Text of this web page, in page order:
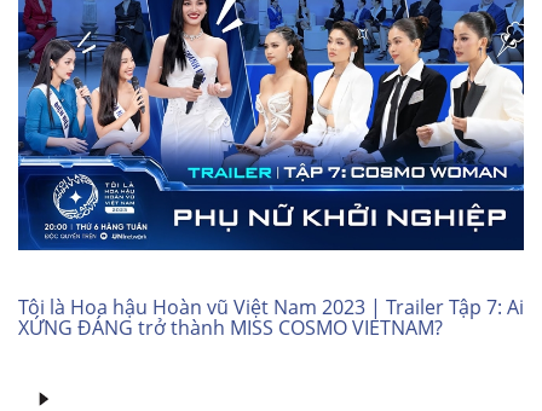
Tôi là Hoa hậu Hoàn vũ Việt Nam 2023 | Trailer Tập 7: Ai
XỨNG ĐÁNG trở thành MISS COSMO VIETNAM?